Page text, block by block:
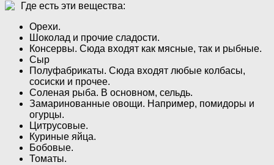
Где есть эти вещества:
Орехи.
Шоколад и прочие сладости.
Консервы. Сюда входят как мясные, так и рыбные.
Сыр
Полуфабрикаты. Сюда входят любые колбасы,
сосиски и прочее.
Соленая рыба. В основном, сельдь.
Замаринованные овощи. Например, помидоры и
огурцы.
Цитрусовые.
Куриные яйца.
Бобовые.
Томаты.